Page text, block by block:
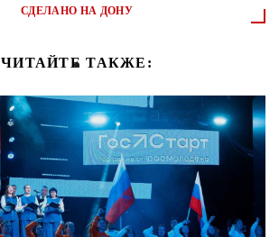
СДЕЛАНО НА ДОНУ
ЧИТАЙТЕ ТАКЖЕ: